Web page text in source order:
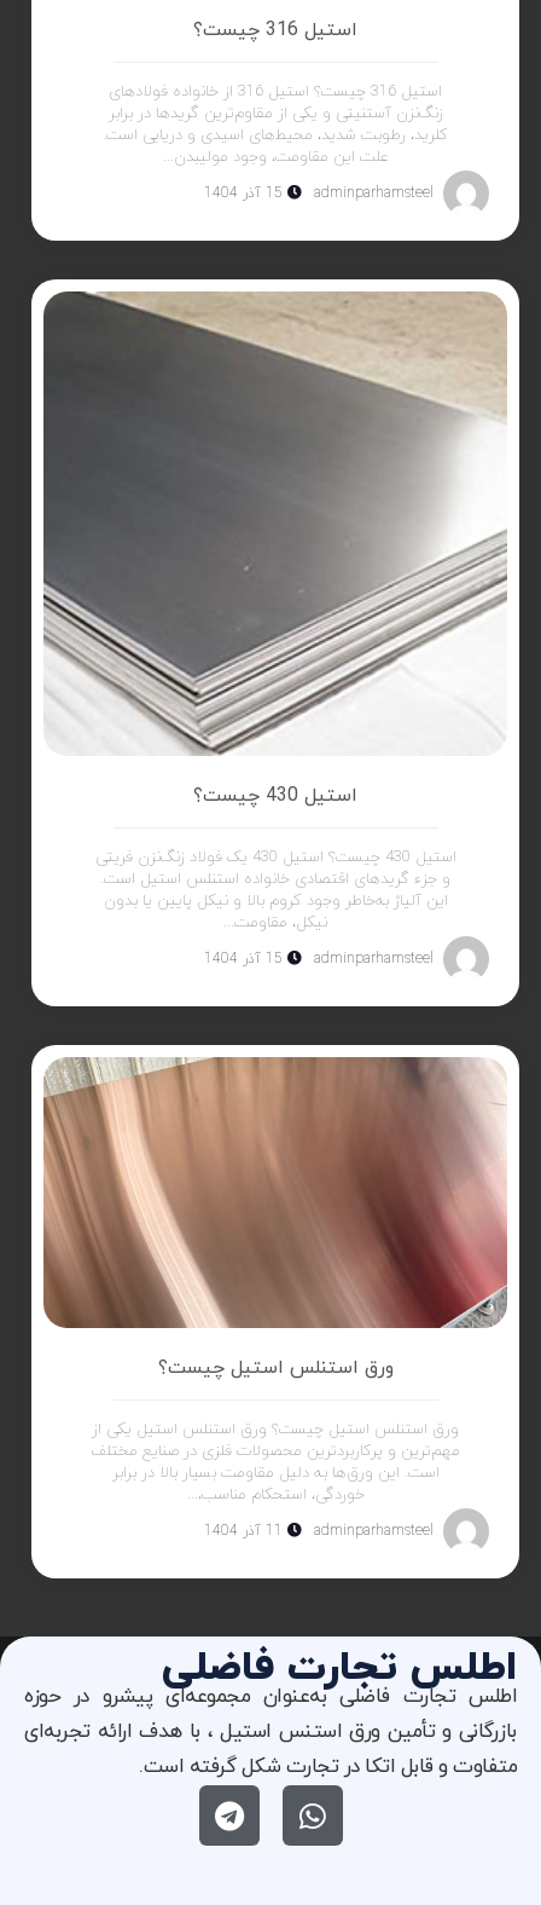
استیل 316 چیست؟
استیل 316 چیست؟ استیل 316 از خانواده فولادهای
زنگ‌نزن آستنیتی و یکی از مقاوم‌ترین گریدها در برابر
کلرید، رطوبت شدید، محیط‌های اسیدی و دریایی است.
علت این مقاومت، وجود مولیبدن...
adminparhamsteel 15 آذر 1404
استیل 430 چیست؟
استیل 430 چیست؟ استیل 430 یک فولاد زنگ‌نزن فریتی
و جزء گریدهای اقتصادی خانواده استنلس استیل است.
این آلیاژ به‌خاطر وجود کروم بالا و نیکل پایین یا بدون
نیکل، مقاومت...
adminparhamsteel 15 آذر 1404
ورق استنلس استیل چیست؟
ورق استنلس استیل چیست؟ ورق استنلس استیل یکی از
مهم‌ترین و پرکاربردترین محصولات فلزی در صنایع مختلف
است. این ورق‌ها به دلیل مقاومت بسیار بالا در برابر
خوردگی، استحکام مناسب،...
adminparhamsteel 11 آذر 1404
اطلس تجارت فاضلی
اطلس تجارت فاضلی به‌عنوان مجموعه‌ای پیشرو در حوزه
بازرگانی و تأمین ورق استنس استیل ، با هدف ارائه تجربه‌ای
متفاوت و قابل اتکا در تجارت شکل گرفته است.